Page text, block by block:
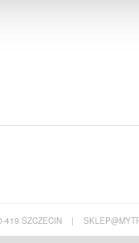
419 SZCZECIN |